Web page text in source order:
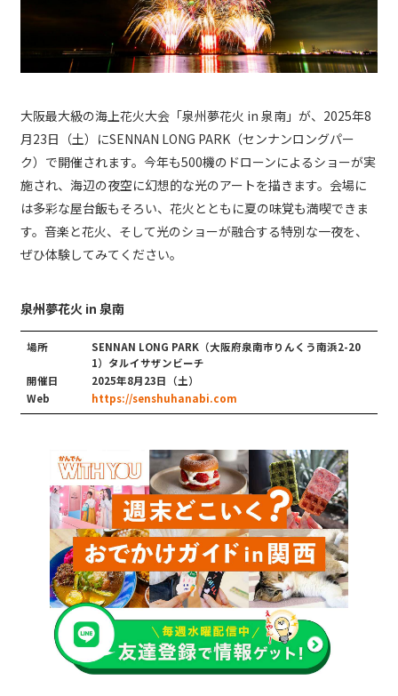
大阪最大級の海上花火大会「泉州夢花火 in 泉南」が、2025年8
月23日（土）にSENNAN LONG PARK（センナンロングパー
ク）で開催されます。今年も500機のドローンによるショーが実
施され、海辺の夜空に幻想的な光のアートを描きます。会場に
は多彩な屋台飯もそろい、花火とともに夏の味覚も満喫できま
す。音楽と花火、そして光のショーが融合する特別な一夜を、
ぜひ体験してみてください。
泉州夢花火 in 泉南
場所
SENNAN LONG PARK（大阪府泉南市りんくう南浜2-20
1）タルイサザンビーチ
開催日
2025年8月23日（土）
Web
https://senshuhanabi.com